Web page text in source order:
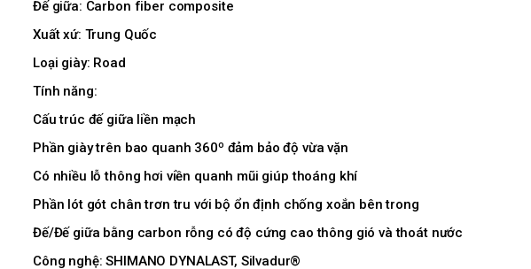
Đế giữa: Carbon fiber composite
Xuất xứ: Trung Quốc
Loại giày: Road
Tính năng:
Cấu trúc đế giữa liền mạch
Phần giày trên bao quanh 360º đảm bảo độ vừa vặn
Có nhiều lỗ thông hơi viền quanh mũi giúp thoáng khí
Phần lót gót chân trơn tru với bộ ổn định chống xoắn bên trong
Đế/Đế giữa bằng carbon rỗng có độ cứng cao thông gió và thoát nước
Công nghệ: SHIMANO DYNALAST, Silvadur®